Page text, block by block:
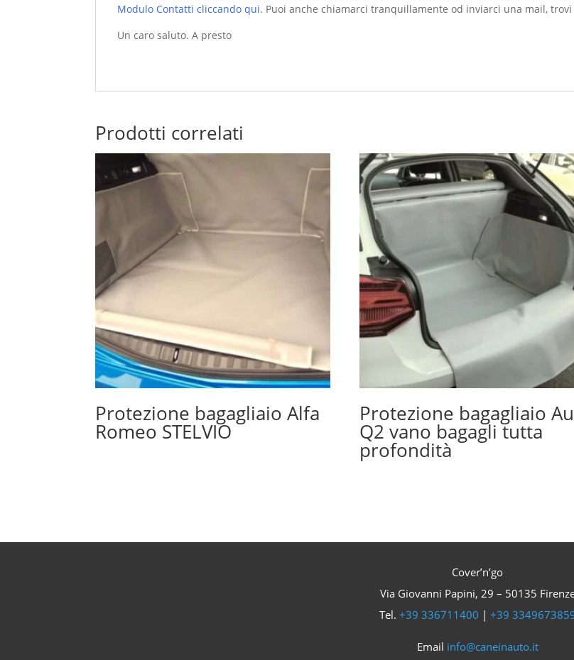
Modulo Contatti cliccando qui. Puoi anche chiamarci tranquillamente od inviarci una mail,
Un caro saluto. A presto
Prodotti correlati
Protezione bagagliaio Alfa
Romeo STELVIO
Protezione bagagliaio
Q2 vano bagagli tutta
profondità
Cover’n’go
Via Giovanni Papini, 29 – 50135
Tel. +39 336711400 | +39
Email info@caneinauto.it